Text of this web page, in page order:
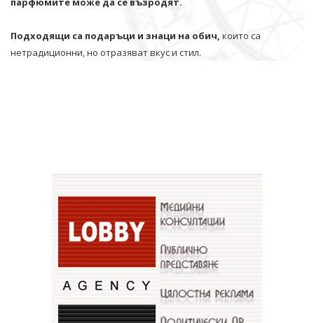
Подходящи са подаръци и знаци на обич, които са
нетрадиционни, но отразяват вкус и стил.